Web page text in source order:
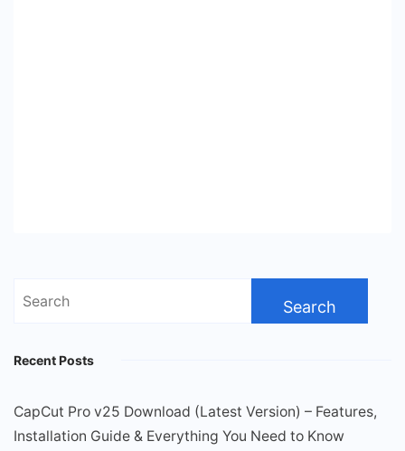
Search
Recent Posts
CapCut Pro v25 Download (Latest Version) – Features,
Installation Guide & Everything You Need to Know